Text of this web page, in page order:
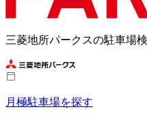
三菱地所パークスの駐車場
月極駐車場を探す